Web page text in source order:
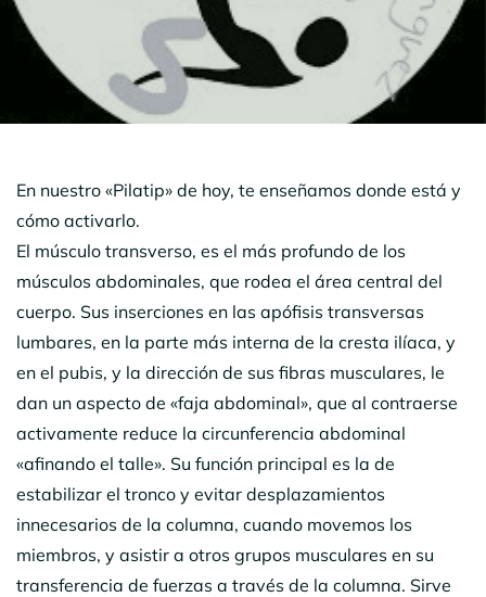
En nuestro «Pilatip» de hoy, te enseñamos donde está y
cómo activarlo.
El músculo transverso, es el más profundo de los
músculos abdominales, que rodea el área central del
cuerpo. Sus inserciones en las apófisis transversas
lumbares, en la parte más interna de la cresta ilíaca, y
en el pubis, y la dirección de sus fibras musculares, le
dan un aspecto de «faja abdominal», que al contraerse
activamente reduce la circunferencia abdominal
«afinando el talle». Su función principal es la de
estabilizar el tronco y evitar desplazamientos
innecesarios de la columna, cuando movemos los
miembros, y asistir a otros grupos musculares en su
transferencia de fuerzas a través de la columna. Sirve